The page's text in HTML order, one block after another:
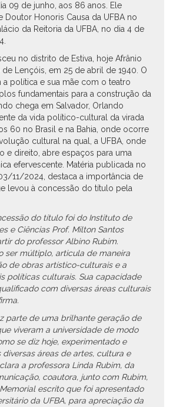
09 de junho, aos 86 anos. Ele
Doutor Honoris Causa da UFBA no
da Reitoria da UFBA, no dia 4 de
no distrito de Estiva, hoje Afrânio
Lençóis, em 25 de abril de 1940. O
política e sua mãe com o teatro
fundamentais para a construção da
chega em Salvador, Orlando
da vida político-cultural da virada
60 no Brasil e na Bahia, onde ocorre
cultural na qual, a UFBA, onde
e direito, abre espaços para uma
efervescente. Matéria publicada no
11/2024, destaca a importância de
levou à concessão do título pela
do título foi do Instituto de
e Ciências Prof. Milton Santos
do professor Albino Rubim.
ser múltiplo, articula de maneira
de obras artístico-culturais e a
políticas culturais. Sua capacidade
com diversas áreas culturais
parte de uma brilhante geração de
viveram a universidade de modo
se diz hoje, experimentado e
áreas de artes, cultura e
a professora Linda Rubim, da
coautora, junto com Rubim,
escrito que foi apresentado
da UFBA, para apreciação da